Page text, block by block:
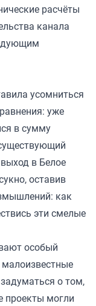
расчёты
канала
усомниться
уже
в сумму
в Белое
оставив
как
эти смелые
особый
о том,
проекты могли